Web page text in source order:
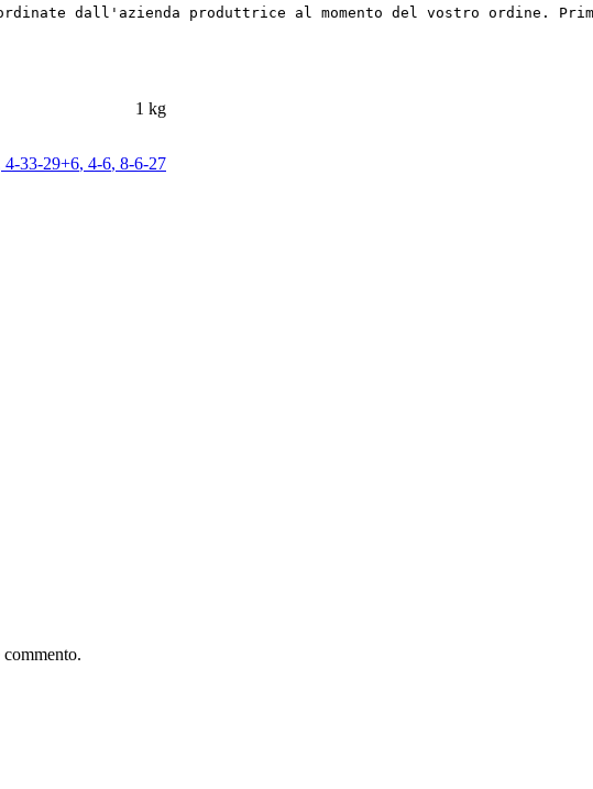
dall'azienda produttrice al momento del vostro ordine.
1 kg
4-33-29+6, 4-6, 8-6-27